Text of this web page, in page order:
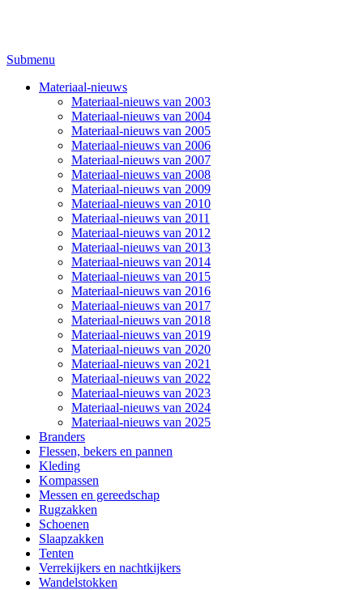
Submenu
Materiaal-nieuws
Materiaal-nieuws van 2003
Materiaal-nieuws van 2004
Materiaal-nieuws van 2005
Materiaal-nieuws van 2006
Materiaal-nieuws van 2007
Materiaal-nieuws van 2008
Materiaal-nieuws van 2009
Materiaal-nieuws van 2010
Materiaal-nieuws van 2011
Materiaal-nieuws van 2012
Materiaal-nieuws van 2013
Materiaal-nieuws van 2014
Materiaal-nieuws van 2015
Materiaal-nieuws van 2016
Materiaal-nieuws van 2017
Materiaal-nieuws van 2018
Materiaal-nieuws van 2019
Materiaal-nieuws van 2020
Materiaal-nieuws van 2021
Materiaal-nieuws van 2022
Materiaal-nieuws van 2023
Materiaal-nieuws van 2024
Materiaal-nieuws van 2025
Branders
Flessen, bekers en pannen
Kleding
Kompassen
Messen en gereedschap
Rugzakken
Schoenen
Slaapzakken
Tenten
Verrekijkers en nachtkijkers
Wandelstokken